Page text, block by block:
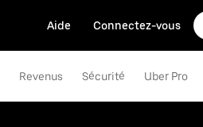
Aide Connectez-vous
Revenus Sécurité Uber Pro